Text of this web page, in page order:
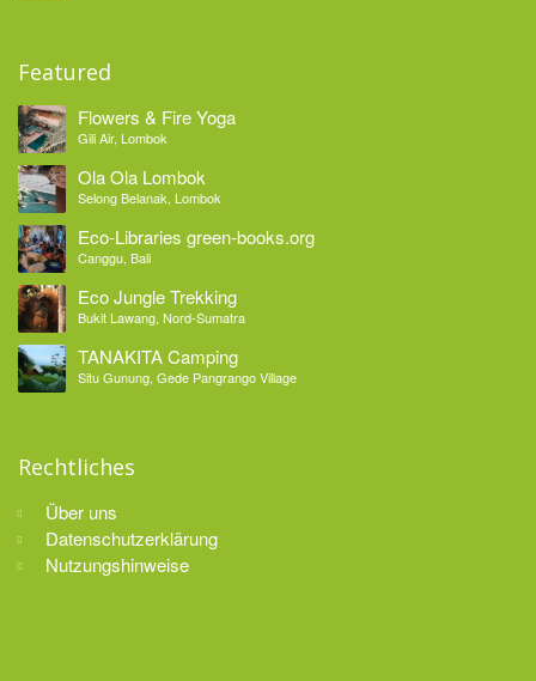
Featured
Flowers & Fire Yoga
Gili Air, Lombok
Ola Ola Lombok
Selong Belanak, Lombok
Eco-Libraries green-books.org
Canggu, Bali
Eco Jungle Trekking
Bukit Lawang, Nord-Sumatra
TANAKITA Camping
Situ Gunung, Gede Pangrango Village
Rechtliches
Über uns
Datenschutzerklärung
Nutzungshinweise